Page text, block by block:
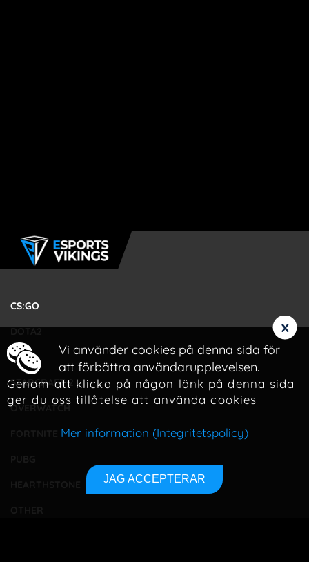
CS:GO
DOTA2
LOL
STARCRAFT 2
OVERWATCH
Vi använder cookies på denna sida för
att förbättra användarupplevelsen.
Genom att klicka på någon länk på denna sida
ger du oss tillåtelse att använda cookies
Mer information (Integritetspolicy)
JAG ACCEPTERAR
x